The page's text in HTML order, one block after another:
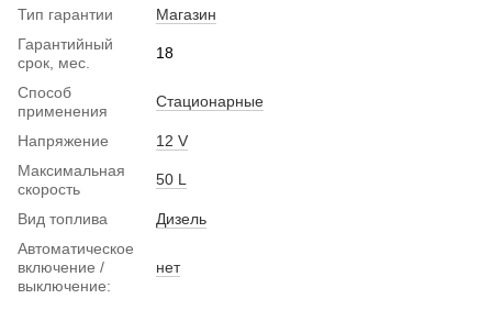
Тип гарантии
Магазин
Гарантийный
срок, мес.
18
Способ
применения
Стационарные
Напряжение
12 V
Максимальная
скорость
50 L
Вид топлива
Дизель
Автоматическое
включение /
выключение:
нет